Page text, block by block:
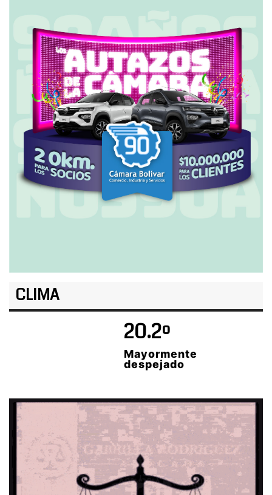
CLIMA
20.2º
Mayormente
despejado